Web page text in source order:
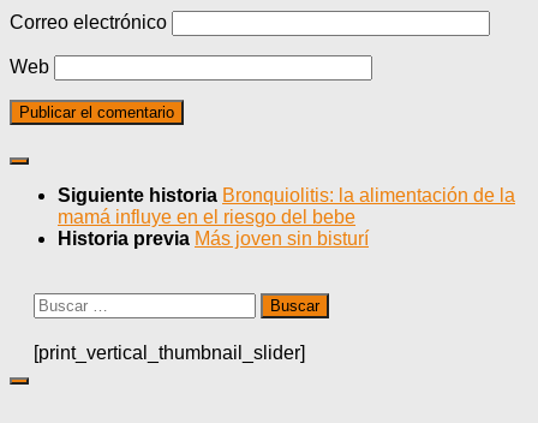
Correo electrónico
Web
Siguiente historia Bronquiolitis: la alimentación de la
mamá influye en el riesgo del bebe
Historia previa Más joven sin bisturí
Buscar:
[print_vertical_thumbnail_slider]